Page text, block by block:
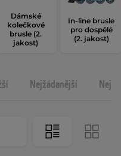
Dámské
kolečkové
brusle (2.
jakost)
In-line brusle
pro dospělé
(2. jakost)
Nejžádanější